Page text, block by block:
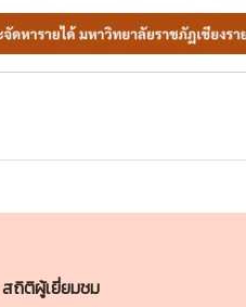
สถิติผู้เยี่ยมชม